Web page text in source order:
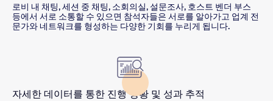
로비 내 채팅, 세션 중 채팅, 소회의실, 설문조사, 호스트 벤더 부스
등에서 서로 소통할 수 있으면 참석자들은 서로를 알아가고 업계 전
문가와 네트워크를 형성하는 다양한 기회를 누리게 됩니다.
자세한 데이터를 통한 진행 상황 및 성과 추적